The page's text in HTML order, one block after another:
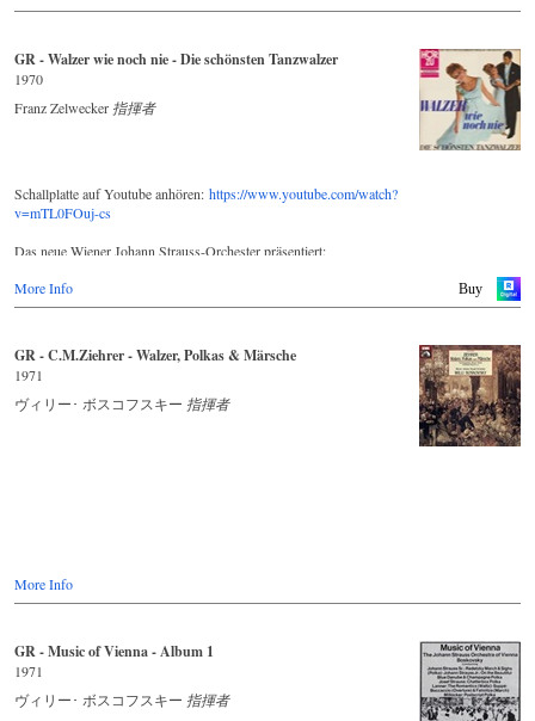
GR - Walzer wie noch nie - Die schönsten Tanzwalzer
1970
Franz Zelwecker 指揮者
Schallplatte auf Youtube anhören: https://www.youtube.com/watch?
v=mTL0FOuj-cs
Das neue Wiener Johann Strauss-Orchester präsentiert:
WALZER wie noch nie - Die schönsten Tanzwalzer
Wiener Walzer wie noch nie. Tanzwalzer im hinreißenden Hofball-
Rhythmus. Das große elegante Rumtata wie einst beim Wiener
Kongreß.
Schon Mozart schrieb Walzer (= deutsche Tänze) für die Wiener
„Rumtata" höchste Kunstform.
Europas und ihre Damen (und die Wäschemädel in den Gassen dazu)
wiegten sich im völkerverbindenden und friedlichen Dreivierteltakt.
Niemand aber, niemand vorher, schrieb so schwungvolle und
hinreißend Tanzwalzer wie Johann Strauß-Sohn. Ihm, dem
Buy
More Info
GR - C.M.Ziehrer - Walzer, Polkas & Märsche
1971
ヴィリー･ ボスコフスキー 指揮者
More Info
GR - Music of Vienna - Album 1
1971
ヴィリー･ ボスコフスキー 指揮者